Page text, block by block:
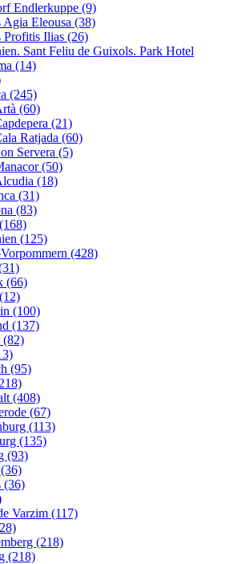
Endlerkuppe (9)
Agia Eleousa (38)
Profitis Ilias (26)
Sant Feliu de Guixols. Park Hotel
(14)
(245)
(60)
(21)
Ratjada (60)
Servera (5)
(50)
(18)
(31)
(83)
(125)
(428)
(66)
(100)
(137)
(82)
(95)
(408)
(67)
(113)
(135)
(93)
(36)
Varzim (117)
(218)
(218)